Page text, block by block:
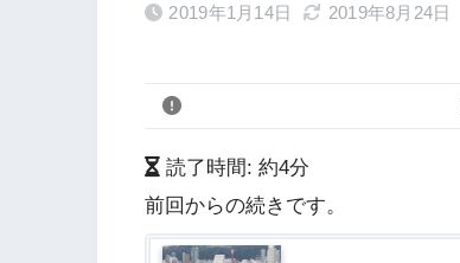
2019年1月14日 2019年8月24日
読了時間: 約4分
前回からの続きです。